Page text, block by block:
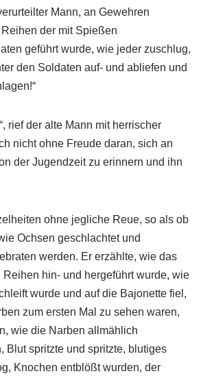
Mann, an Gewehren
der mit Spießen
geführt wurde, wie jeder zuschlug,
den Soldaten auf- und abliefen und
rief der alte Mann mit herrischer
nicht ohne Freude daran, sich an
der Jugendzeit zu erinnern und ihn
ohne jegliche Reue, so als ob
Ochsen geschlachtet und
werden. Er erzählte, wie das
hin- und hergeführt wurde, wie
wurde und auf die Bajonette fiel,
zum ersten Mal zu sehen waren,
wie die Narben allmählich
Blut spritzte und spritzte, blutiges
Knochen entblößt wurden, der